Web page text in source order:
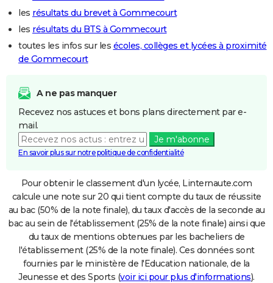
les résultats du brevet à Gommecourt
les résultats du BTS à Gommecourt
toutes les infos sur les écoles, collèges et lycées à proximité
de Gommecourt
A ne pas manquer
Recevez nos astuces et bons plans directement par e-
mail.
Je m'abonne
En savoir plus sur notre politique de confidentialité
Pour obtenir le classement d'un lycée, Linternaute.com
calcule une note sur 20 qui tient compte du taux de réussite
au bac (50% de la note finale), du taux d'accès de la seconde au
bac au sein de l'établissement (25% de la note finale) ainsi que
du taux de mentions obtenues par les bacheliers de
l'établissement (25% de la note finale). Ces données sont
fournies par le ministère de l'Education nationale, de la
Jeunesse et des Sports (voir ici pour plus d'informations).